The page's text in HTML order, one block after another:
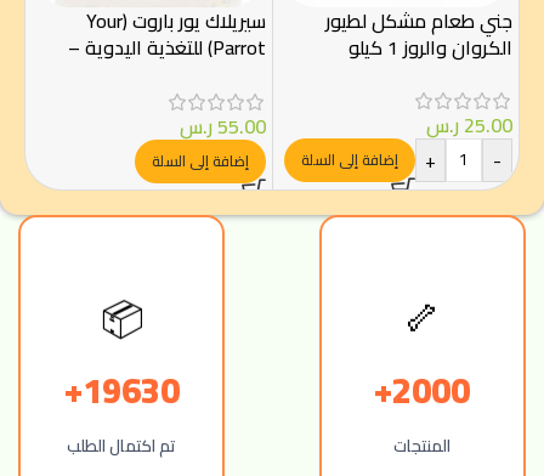
جني طعام مشكل لطيور
الكروان والروز 1 كيلو
25.00ر.س
-
+ إضافة إلى السلة
سيريلاك يور باروت (Your
Parrot) للتغذية اليدوية –
جم
55.00ر.س
إضافة إلى السلة
🦴
2000+
المنتجات
📦
19630+
تم اكتمال الطلب